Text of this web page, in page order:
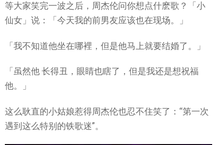
等大家笑完一波之后，周杰伦问你想点什麽歌？「小
仙女」说：「今天我的前男友应该也在现场。」
「我不知道他坐在哪裡，但是他马上就要结婚了。」
「虽然他 长得丑，眼睛也瞎了，但是我还是想祝福
他。」
这么耿直的小姑娘惹得周杰伦也忍不住笑了：“第一次
遇到这么特别的铁歌迷”。